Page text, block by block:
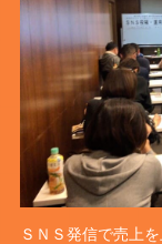
ＳＮＳ発信で売上